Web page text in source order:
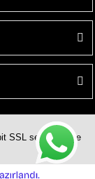
SSL sertifikası ile